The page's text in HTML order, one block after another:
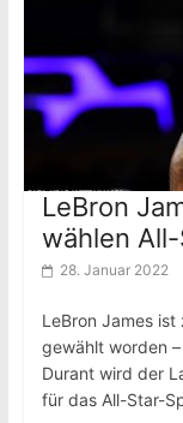
LeBron
wählen
28. Januar 2022
LeBron James ist
gewählt worden
Durant wird der
für das All-Star-